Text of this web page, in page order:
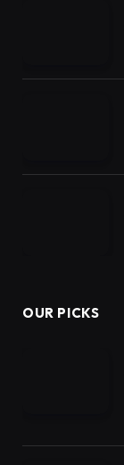
OUR PICKS